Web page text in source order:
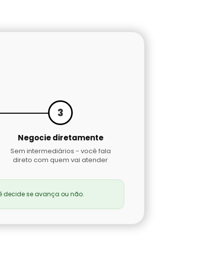
3
Negocie diretamente
Sem intermediários - você fala
direto com quem vai atender
decide se avança ou não.